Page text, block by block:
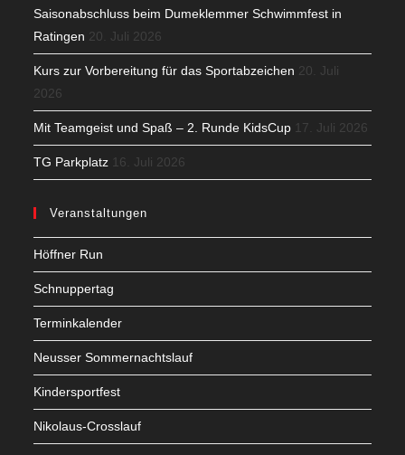
Saisonabschluss beim Dumeklemmer Schwimmfest in
Ratingen 20. Juli 2026
Kurs zur Vorbereitung für das Sportabzeichen 20. Juli
2026
Mit Teamgeist und Spaß – 2. Runde KidsCup 17. Juli 2026
TG Parkplatz 16. Juli 2026
Veranstaltungen
Höffner Run
Schnuppertag
Terminkalender
Neusser Sommernachtslauf
Kindersportfest
Nikolaus-Crosslauf